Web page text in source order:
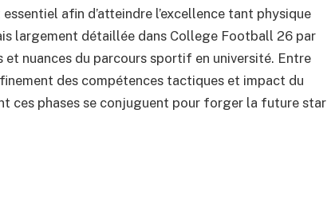
afin d’atteindre l’excellence tant physique
largement détaillée dans College Football 26 par
nuances du parcours sportif en université. Entre
des compétences tactiques et impact du
ces phases se conjuguent pour forger la future star